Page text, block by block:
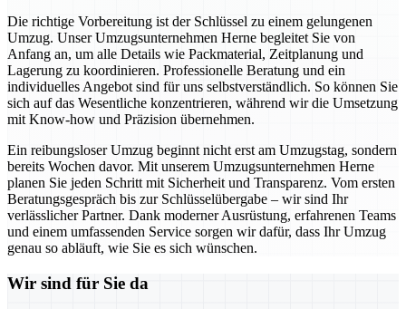
Die richtige Vorbereitung ist der Schlüssel zu einem gelungenen
Umzug. Unser Umzugsunternehmen Herne begleitet Sie von
Anfang an, um alle Details wie Packmaterial, Zeitplanung und
Lagerung zu koordinieren. Professionelle Beratung und ein
individuelles Angebot sind für uns selbstverständlich. So können Sie
sich auf das Wesentliche konzentrieren, während wir die Umsetzung
mit Know-how und Präzision übernehmen.
Ein reibungsloser Umzug beginnt nicht erst am Umzugstag, sondern
bereits Wochen davor. Mit unserem Umzugsunternehmen Herne
planen Sie jeden Schritt mit Sicherheit und Transparenz. Vom ersten
Beratungsgespräch bis zur Schlüsselübergabe – wir sind Ihr
verlässlicher Partner. Dank moderner Ausrüstung, erfahrenen Teams
und einem umfassenden Service sorgen wir dafür, dass Ihr Umzug
genau so abläuft, wie Sie es sich wünschen.
Wir sind für Sie da